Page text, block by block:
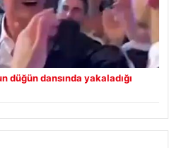
düğün dansında yakaladığı